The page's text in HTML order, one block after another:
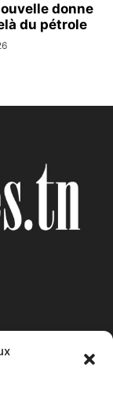
donne
du pétrole